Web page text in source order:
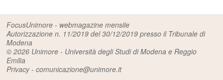
FocusUnimore - webmagazine mensile
Autorizzazione n. 11/2019 del 30/12/2019 presso il Tribunale di
Modena
© 2026 Unimore - Università degli Studi di Modena e Reggio
Emilia
Privacy-comunicazione@unimore.it